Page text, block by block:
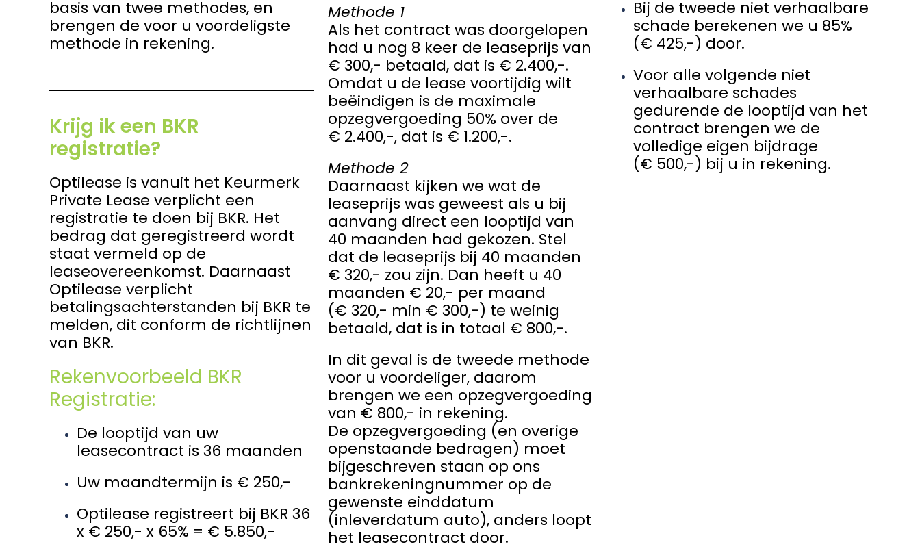
basis van twee methodes, en
brengen de voor u voordeligste
methode in rekening.
Krijg ik een BKR
registratie?
Optilease is vanuit het Keurmerk
Private Lease verplicht een
registratie te doen bij BKR. Het
bedrag dat geregistreerd wordt
staat vermeld op de
leaseovereenkomst. Daarnaast
Optilease verplicht
betalingsachterstanden bij BKR te
melden, dit conform de richtlijnen
van BKR.
Rekenvoorbeeld BKR
Registratie:
De looptijd van uw
leasecontract is 36 maanden
Uw maandtermijn is € 250,-
Optilease registreert bij BKR 36
x € 250,- x 65% = € 5.850,-
Methode 1
Als het contract was doorgelopen
had u nog 8 keer de leaseprijs van
€ 300,- betaald, dat is € 2.400,-.
Omdat u de lease voortijdig wilt
beëindigen is de maximale
opzegvergoeding 50% over de
€ 2.400,-, dat is € 1.200,-.
Methode 2
Daarnaast kijken we wat de
leaseprijs was geweest als u bij
aanvang direct een looptijd van
40 maanden had gekozen. Stel
dat de leaseprijs bij 40 maanden
€ 320,- zou zijn. Dan heeft u 40
maanden € 20,- per maand
(€ 320,- min € 300,-) te weinig
betaald, dat is in totaal € 800,-.
In dit geval is de tweede methode
voor u voordeliger, daarom
brengen we een opzegvergoeding
van € 800,- in rekening.
De opzegvergoeding (en overige
openstaande bedragen) moet
bijgeschreven staan op ons
bankrekeningnummer op de
gewenste einddatum
(inleverdatum auto), anders loopt
het leasecontract door.
Bij de tweede niet verhaalbare
schade berekenen we u 85%
(€ 425,-) door.
Voor alle volgende niet
verhaalbare schades
gedurende de looptijd van het
contract brengen we de
volledige eigen bijdrage
(€ 500,-) bij u in rekening.